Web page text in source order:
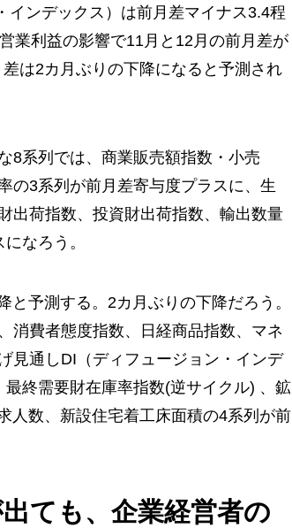
ンデックス）は前月差マイナス3.4程
業利益の影響で11月と12月の前月差が
は2カ月ぶりの下降になると予測され
8系列では、商業販売額指数・小売
の3系列が前月差寄与度プラスに、生
出荷指数、投資財出荷指数、輸出数量
なろう。
予測する。2カ月ぶりの下降だろう。
消費者態度指数、日経商品指数、マネ
見通しDI（ディフュージョン・インデ
終需要財在庫率指数(逆サイクル) 、鉱
人数、新設住宅着工床面積の4系列が前
ても、企業経営者の